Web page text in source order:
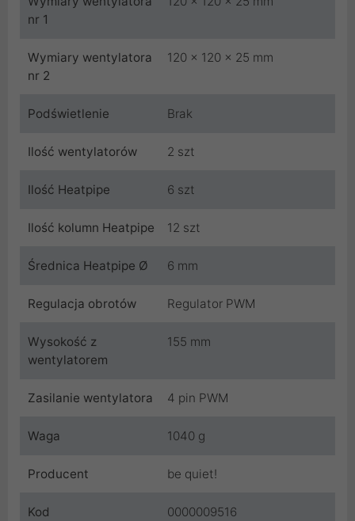
nr 1
Wymiary wentylatora
nr 2
120 x 120 x 25 mm
Podświetlenie Brak
Ilość wentylatorów 2 szt
Ilość Heatpipe 6 szt
Ilość kolumn Heatpipe 12 szt
Średnica Heatpipe Ø 6 mm
Regulacja obrotów Regulator PWM
Wysokość z
wentylatorem
155 mm
Zasilanie wentylatora 4 pin PWM
Waga 1040 g
Producent be quiet!
Kod 0000009516